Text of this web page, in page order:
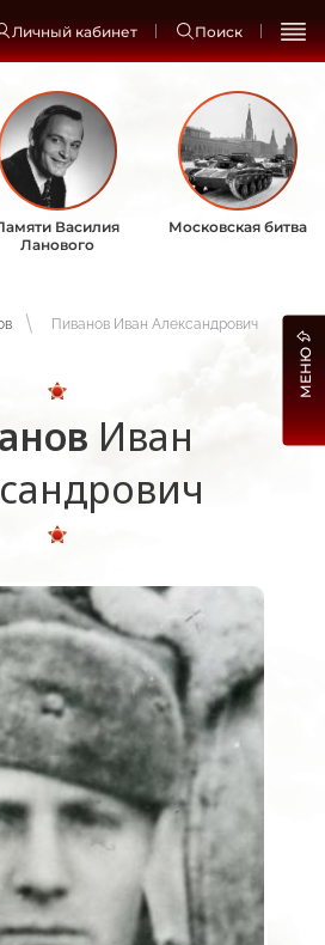
Личный кабинет Поиск
Василия
Ланового
Московская битва
Пиванов Иван Александрович
Иван
МЕНЮ